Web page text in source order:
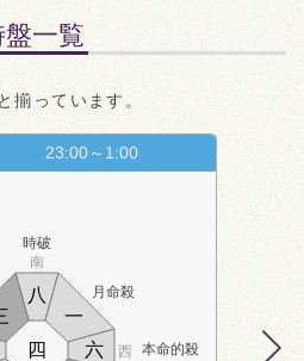
一覧
揃っています。
23:00～1:00
時破
月命殺
本命的殺
南
西
一
四
六
八